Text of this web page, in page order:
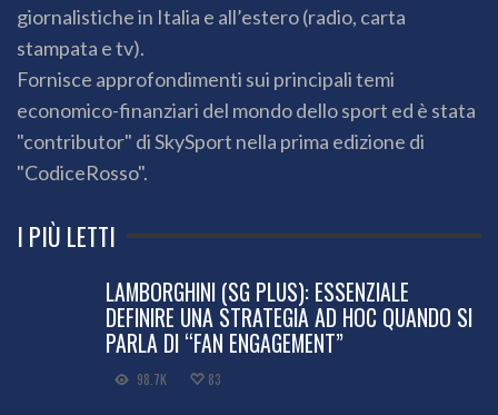
giornalistiche in Italia e all’estero (radio, carta
stampata e tv).
Fornisce approfondimenti sui principali temi
economico-finanziari del mondo dello sport ed è stata
"contributor" di SkySport nella prima edizione di
"CodiceRosso".
I PIÙ LETTI
LAMBORGHINI (SG PLUS): ESSENZIALE
DEFINIRE UNA STRATEGIA AD HOC QUANDO SI
PARLA DI “FAN ENGAGEMENT”
98.7K 83